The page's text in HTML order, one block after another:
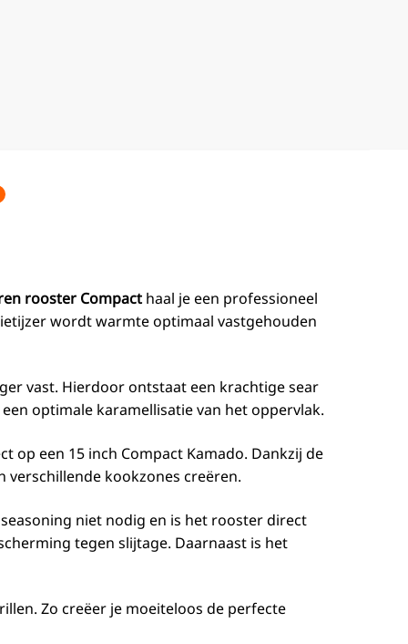
rooster Compact haal je een professioneel
wordt warmte optimaal vastgehouden
vast. Hierdoor ontstaat een krachtige sear
optimale karamellisatie van het oppervlak.
op een 15 inch Compact Kamado. Dankzij de
kookzones creëren.
niet nodig en is het rooster direct
tegen slijtage. Daarnaast is het
Zo creëer je moeiteloos de perfecte